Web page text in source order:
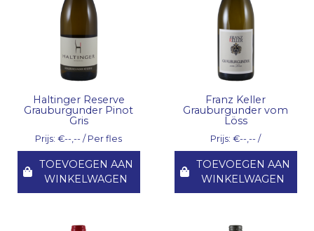
Haltinger Reserve
Grauburgunder Pinot
Gris
Prijs: €--,-- / Per fles
TOEVOEGEN AAN
WINKELWAGEN
Franz Keller
Grauburgunder vom
Löss
Prijs: €--,-- /
TOEVOEGEN AAN
WINKELWAGEN